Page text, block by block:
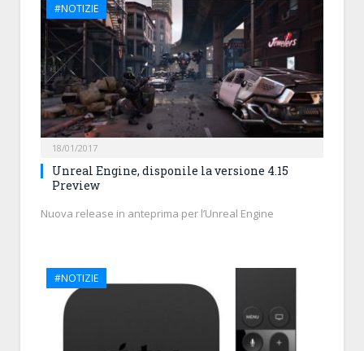
#NOTIZIE
18/01/2017
Unreal Engine, disponile la versione 4.15
Preview
Nuova release in anteprima per l’Unreal Engine
#NOTIZIE